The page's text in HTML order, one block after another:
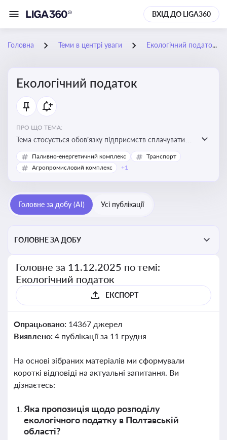
ВХІД ДО LIGA360
Головна Теми в центрі уваги Екологічний податок
Екологічний податок
ПРО ЩО ТЕМА:
Тема стосується обов’язку підприємств сплачувати
екологічний податок за забруднення довкілля. Вона
важлива для екологічного контролю бізнесу,
Паливно-енергетичний комплекс
Транспорт
Агропромисловий комплекс
+1
Головне за добу (AI) Усі публікації
ГОЛОВНЕ ЗА ДОБУ
Головне за 11.12.2025 по темі:
Екологічний податок
ЕКСПОРТ
Опрацьовано: 14367 джерел
Виявлено: 4 публікації за 11 грудня
На основі зібраних матеріалів ми сформували
короткі відповіді на актуальні запитання. Ви
дізнаєтесь:
Яка пропозиція щодо розподілу
екологічного податку в Полтавській
області?